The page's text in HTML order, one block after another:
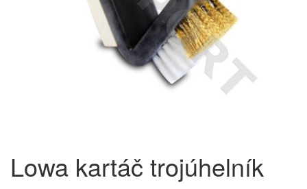
Lowa kartáč trojúhelník